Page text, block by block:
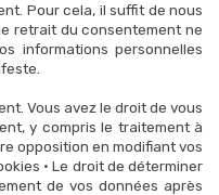
Pour cela, il suffit de nous
retrait du consentement ne
informations personnelles
Vous avez le droit de vous
y compris le traitement à
opposition en modifiant vos
• Le droit de déterminer
de vos données après